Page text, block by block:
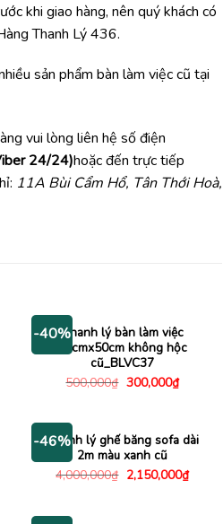
khi giao hàng, nên quý khách có
Thanh Lý 436.
sản phẩm bàn làm việc cũ tại
vui lòng liên hệ số điện
24/24)hoặc đến trực tiếp
11A Bùi Cẩm Hổ, Tân Thới Hoà,
-40%Thanh lý bàn làm việc
80cmx50cm không hộc
cũ_BLVC37
500,000₫ Giá
300,000₫Giá
hiện
-46%
Thanh lý ghế băng sofa dài
2m màu xanh cũ
4,000,000₫ Giá
gốc
2,150,000₫Giá
hiện